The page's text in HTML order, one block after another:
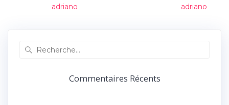
Article
adriano
Article
adriano
Commentaires Récents